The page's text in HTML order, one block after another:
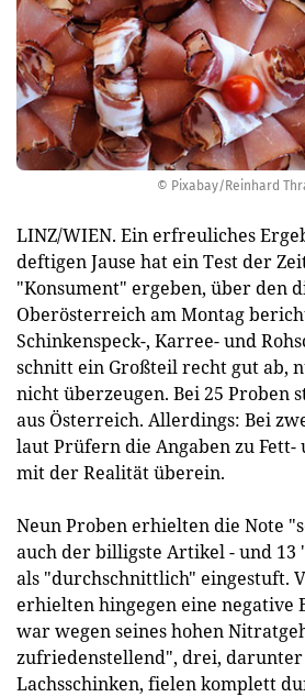
© Pixabay/Reinhard
LINZ/WIEN. Ein erfreuliches
deftigen Jause hat ein Test der
"Konsument" ergeben, über den
Oberösterreich am Montag
Schinkenspeck-, Karree- und
schnitt ein Großteil recht gut ab,
nicht überzeugen. Bei 25 Proben
aus Österreich. Allerdings: Bei
laut Prüfern die Angaben zu Fett-
mit der Realität überein.
Neun Proben erhielten die Note
auch der billigste Artikel - und 13
als "durchschnittlich" eingestuft.
erhielten hingegen eine negative
war wegen seines hohen
zufriedenstellend", drei, darunter
Lachsschinken, fielen komplett